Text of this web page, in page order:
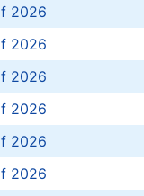
2026
2026
2026
2026
2026
2026